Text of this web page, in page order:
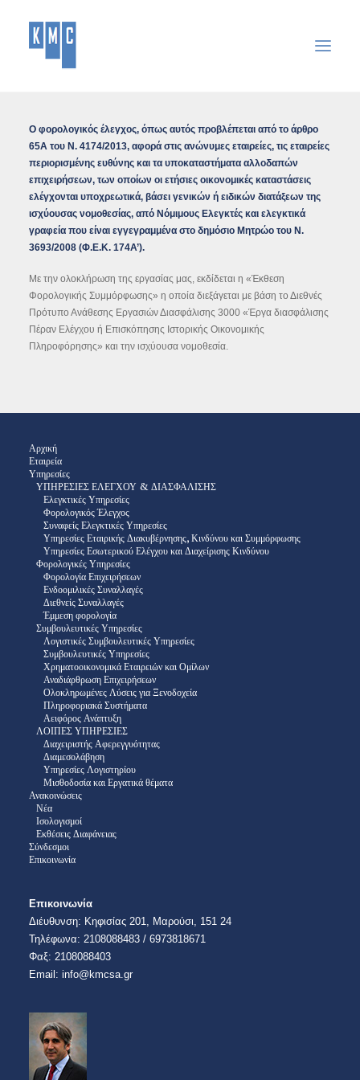
ΑΡΧΙΚΉ
ΕΤΑΙΡΕΊΑ
ΥΠΗΡΕΣΊΕΣ
ΑΝΑΚΟΙΝΏΣΕΙΣ
ΣΎΝΔΕΣΜΟΙ
SEARCH
Ο φορολογικός έλεγχος, όπως αυτός προβλέπεται από το άρθρο
65A του Ν. 4174/2013, αφορά στις ανώνυμες εταιρείες, τις εταιρείες
περιορισμένης ευθύνης και τα υποκαταστήματα αλλοδαπών
επιχειρήσεων, των οποίων οι ετήσιες οικονομικές καταστάσεις
ελέγχονται υποχρεωτικά, βάσει γενικών ή ειδικών διατάξεων της
ισχύουσας νομοθεσίας, από Νόμιμους Ελεγκτές και ελεγκτικά
γραφεία που είναι εγγεγραμμένα στο δημόσιο Μητρώο του Ν.
3693/2008 (Φ.Ε.Κ. 174Α’).
Με την ολοκλήρωση της εργασίας μας, εκδίδεται η «Έκθεση
Φορολογικής Συμμόρφωσης» η οποία διεξάγεται με βάση το Διεθνές
Πρότυπο Ανάθεσης Εργασιών Διασφάλισης 3000 «Έργα διασφάλισης
Πέραν Ελέγχου ή Επισκόπησης Ιστορικής Οικονομικής
Πληροφόρησης» και την ισχύουσα νομοθεσία.
Αρχική
Εταιρεία
Υπηρεσίες
ΥΠΗΡΕΣΙΕΣ ΕΛΕΓΧΟΥ & ΔΙΑΣΦΑΛΙΣΗΣ
Ελεγκτικές Υπηρεσίες
Φορολογικός Έλεγχος
Συναφείς Ελεγκτικές Υπηρεσίες
Υπηρεσίες Εταιρικής Διακυβέρνησης, Κινδύνου και Συμμόρφωσης
Υπηρεσίες Εσωτερικού Ελέγχου και Διαχείρισης Κινδύνου
Φορολογικές Υπηρεσίες
Φορολογία Επιχειρήσεων
Ενδοομιλικές Συναλλαγές
Διεθνείς Συναλλαγές
Έμμεση φορολογία
Συμβουλευτικές Υπηρεσίες
Λογιστικές Συμβουλευτικές Υπηρεσίες
Συμβουλευτικές Υπηρεσίες
Χρηματοοικονομικά Εταιρειών και Ομίλων
Αναδιάρθρωση Επιχειρήσεων
Ολοκληρωμένες Λύσεις για Ξενοδοχεία
Πληροφοριακά Συστήματα
Αειφόρος Ανάπτυξη
ΛΟΙΠΕΣ ΥΠΗΡΕΣΙΕΣ
Διαχειριστής Αφερεγγυότητας
Διαμεσολάβηση
Υπηρεσίες Λογιστηρίου
Μισθοδοσία και Εργατικά θέματα
Ανακοινώσεις
Νέα
Ισολογισμοί
Εκθέσεις Διαφάνειας
Σύνδεσμοι
Επικοινωνία
Επικοινωνία
Διέυθυνση:​ Κηφισίας 201, Μαρούσι, 151 24
Τηλέφωνα: 2108088483 / 6973818671
​​Φαξ: 2108088403​
Email:​ info@kmcsa.gr